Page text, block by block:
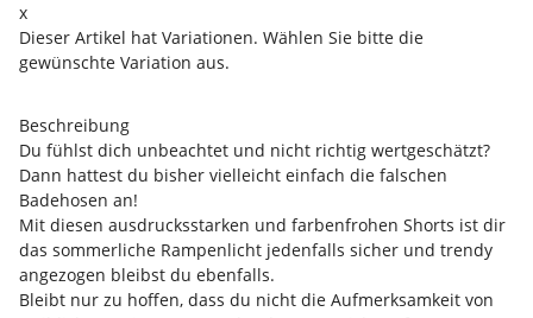
x
Dieser Artikel hat Variationen. Wählen Sie bitte die
gewünschte Variation aus.
Beschreibung
Du fühlst dich unbeachtet und nicht richtig wertgeschätzt?
Dann hattest du bisher vielleicht einfach die falschen
Badehosen an!
Mit diesen ausdrucksstarken und farbenfrohen Shorts ist dir
das sommerliche Rampenlicht jedenfalls sicher und trendy
angezogen bleibst du ebenfalls.
Bleibt nur zu hoffen, dass du nicht die Aufmerksamkeit von